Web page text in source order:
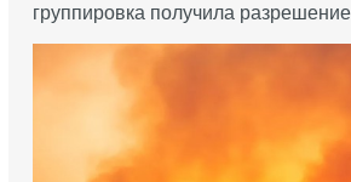
группировка получила